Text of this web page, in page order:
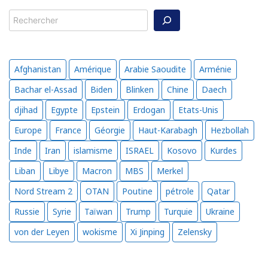
Rechercher
Afghanistan Amérique Arabie Saoudite
Arménie
Bachar el-Assad
Biden Blinken Chine
Daech
djihad
Egypte Epstein Erdogan
Etats-Unis
Europe
France Géorgie Haut-Karabagh
Hezbollah
Inde
Iran islamisme ISRAEL Kosovo
Kurdes
Liban
Libye Macron MBS
Merkel
Nord Stream 2
OTAN Poutine pétrole
Qatar
Russie
Syrie Taïwan Trump Turquie
Ukraine
von der Leyen
wokisme Xi Jinping Zelensky